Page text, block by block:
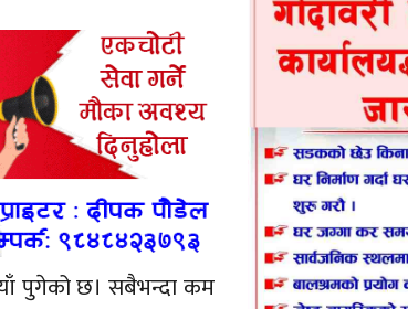
पुगेको छ। सबैभन्दा कम